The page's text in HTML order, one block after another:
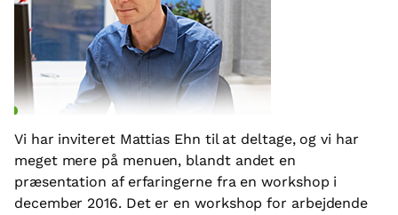
Vi har inviteret Mattias Ehn til at deltage, og vi har
meget mere på menuen, blandt andet en
præsentation af erfaringerne fra en workshop i
december 2016. Det er en workshop for arbejdende